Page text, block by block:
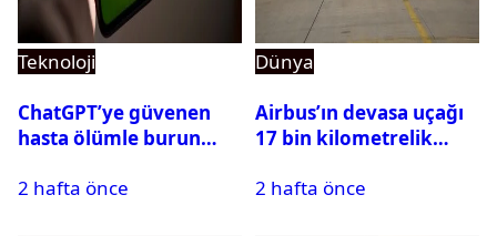
Teknoloji
ChatGPT’ye güvenen
hasta ölümle burun
davalık oldu
2 hafta önce
Dünya
Airbus’ın devasa uçağı
17 bin kilometrelik
tamamladı
2 hafta önce